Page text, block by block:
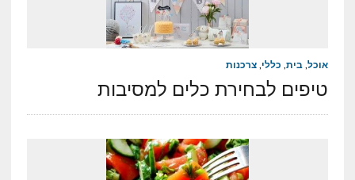
אוכל, בית, כללי צרכנות
טיפים לבחירת כלים למסיבות